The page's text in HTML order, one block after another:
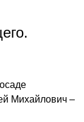
Михайлович –